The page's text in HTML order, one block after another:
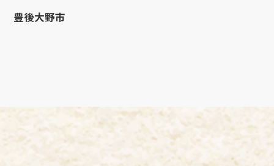
豊後大野市